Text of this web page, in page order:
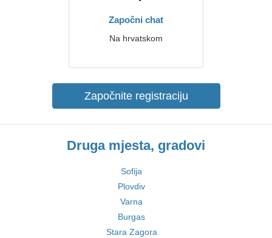
Započni chat
Na hrvatskom
Započnite registraciju
Druga mjesta, gradovi
Sofija
Plovdiv
Varna
Burgas
Stara Zagora